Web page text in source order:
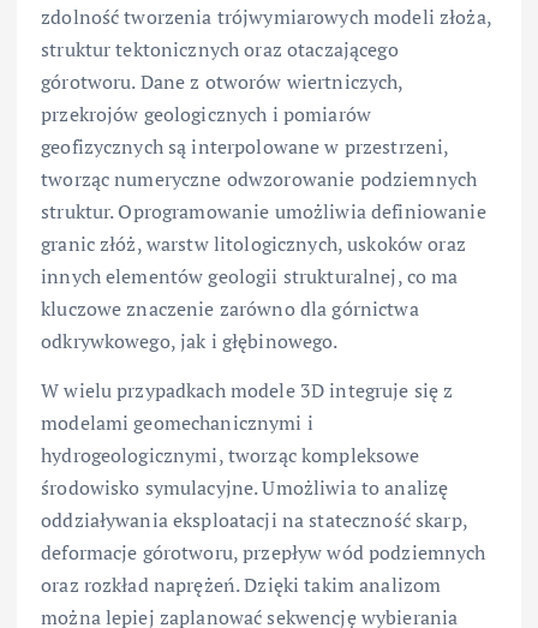
zdolność tworzenia trójwymiarowych modeli złoża,
struktur tektonicznych oraz otaczającego
górotworu. Dane z otworów wiertniczych,
przekrojów geologicznych i pomiarów
geofizycznych są interpolowane w przestrzeni,
tworząc numeryczne odwzorowanie podziemnych
struktur. Oprogramowanie umożliwia definiowanie
granic złóż, warstw litologicznych, uskoków oraz
innych elementów geologii strukturalnej, co ma
kluczowe znaczenie zarówno dla górnictwa
odkrywkowego, jak i głębinowego.
W wielu przypadkach modele 3D integruje się z
modelami geomechanicznymi i
hydrogeologicznymi, tworząc kompleksowe
środowisko symulacyjne. Umożliwia to analizę
oddziaływania eksploatacji na stateczność skarp,
deformacje górotworu, przepływ wód podziemnych
oraz rozkład naprężeń. Dzięki takim analizom
można lepiej zaplanować sekwencję wybierania